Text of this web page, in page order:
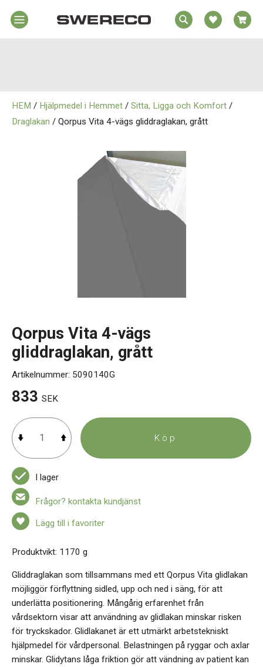
Rörelsehjälpmedel
HEM / Hjälpmedel i Hemmet / Sitta, Ligga och Komfort /
Draglakan / Qorpus Vita 4-vägs gliddraglakan, grått
Qorpus Vita 4-vägs
gliddraglakan, grått
Artikelnummer: 5090140G
833 SEK
Köp
I lager
Frågor? kontakta kundjänst
Lägg till i favoriter
Produktvikt: 1170 g
Gliddraglakan som tillsammans med ett Qorpus Vita glidlakan
möjliggör förflyttning sidled, upp och ned i säng, för att
underlätta positionering. Mångårig erfarenhet från
vårdsektorn visar att användning av glidlakan minskar risken
för tryckskador. Glidlakanet är ett utmärkt arbetstekniskt
hjälpmedel för vårdpersonal. Belastningen på ryggar och axlar
minskar. Glidytans låga friktion gör att vändning av patient kan